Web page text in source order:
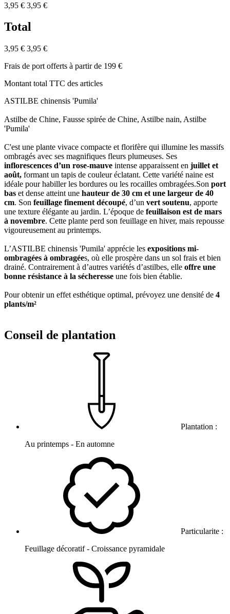
3,95 € 3,95 €
Total
3,95 € 3,95 €
Frais de port offerts à partir de 199 €
Montant total TTC des articles
ASTILBE chinensis 'Pumila'
Astilbe de Chine, Fausse spirée de Chine, Astilbe nain, Astilbe
'Pumila'
C'est une plante vivace compacte et florifère qui illumine les massifs
ombragés avec ses magnifiques fleurs plumeuses. Ses
inflorescences d’un rose-mauve intense apparaissent en juillet et
août, formant un tapis de couleur éclatant. Cette variété naine est
idéale pour habiller les bordures ou les rocailles ombragées.Son port
bas et dense atteint une hauteur de 30 cm et une largeur de 40
cm. Son feuillage finement découpé, d’un vert soutenu, apporte
une texture élégante au jardin. L’époque de feuillaison est de mars
à novembre. Cette plante perd son feuillage en hiver, mais repousse
vigoureusement au printemps.
L’ASTILBE chinensis 'Pumila' apprécie les expositions mi-
ombragées à ombragées, où elle prospère dans un sol frais et bien
drainé. Contrairement à d’autres variétés d’astilbes, elle offre une
bonne résistance à la sécheresse une fois bien établie.
Pour obtenir un effet esthétique optimal, prévoyez une densité de 4
plants/m²
Conseil de plantation
Plantation :
Au printemps - En automne
Particularite :
Feuillage décoratif - Croissance pyramidale